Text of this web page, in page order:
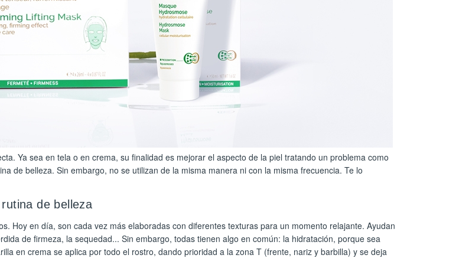
Ya sea en tela o en crema, su finalidad es mejorar el aspecto de la piel tratando un problema como
de belleza. Sin embargo, no se utilizan de la misma manera ni con la misma frecuencia. Te lo
de belleza
Hoy en día, son cada vez más elaboradas con diferentes texturas para un momento relajante. Ayudan
de firmeza, la sequedad... Sin embargo, todas tienen algo en común: la hidratación, porque sea
en crema se aplica por todo el rostro, dando prioridad a la zona T (frente, nariz y barbilla) y se deja